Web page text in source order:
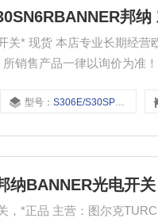
邦
关* 现货 本店专业长期经营
销售产品一律以询价为准
型号：S306E/S30SP6R/S30SN6R
纳BANNER光电开
，*正品 主营：图尔克